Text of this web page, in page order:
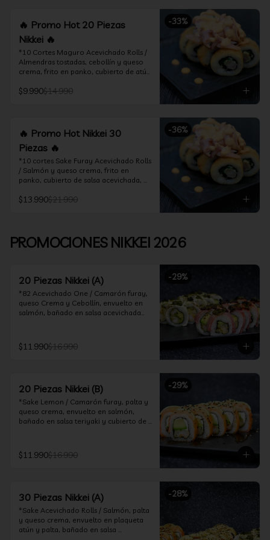
-33%
🔥 Promo Hot 20 Piezas
Nikkei 🔥
*10 Cortes Maguro Acevichado Rolls /
Almendras tostadas, cebollín y queso
crema, frito en panko, cubierto de atún
$9.990$14.990
-36%
🔥 Promo Hot Nikkei 30
Piezas 🔥
*10 cortes Sake Furay Acevichado Rolls
/ Salmón y queso crema, frito en
panko, cubierto de salsa acevichada,
*10 cortes Maguro Acevichado Rolls /
acevichado
$13.990$21.990
PROMOCIONES NIKKEI 2026
-29%
20 Piezas Nikkei (A)
*82 Acevichado One / Camarón furay,
queso Crema y Cebollín, envuelto en
salmón, bañado en salsa acevichada
y cebollin, frito en panko cubierto de
ceviche hot.
$11.990$16.990
-29%
20 Piezas Nikkei (B)
*Sake Lemon / Camarón furay, palta y
queso crema, envuelto en salmón,
bañado en salsa teriyaki y cubierto de
*Shrimp Fire Rolls /Palta y camarón
furay, envuelto en queso crema
*Incluye 2 palitos, 2 soya 30ml, 1 salsa
teriyaki 30ml
$11.990$16.990
-28%
30 Piezas Nikkei (A)
*Sake Acevichado Rolls / Salmón, palta
y queso crema, envuelto en plaqueta
atún y palta, bañado en salsa